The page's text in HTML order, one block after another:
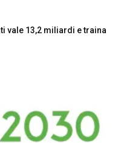
vale 13,2 miliardi e traina